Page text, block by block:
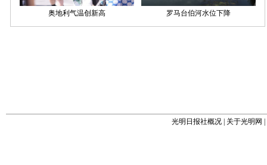
光明日报社概况 关于光明网